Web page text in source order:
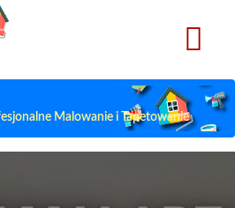
Malowanie i Tapetowanie